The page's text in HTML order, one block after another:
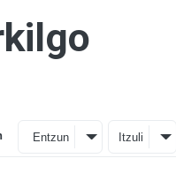
Entzun Itzuli